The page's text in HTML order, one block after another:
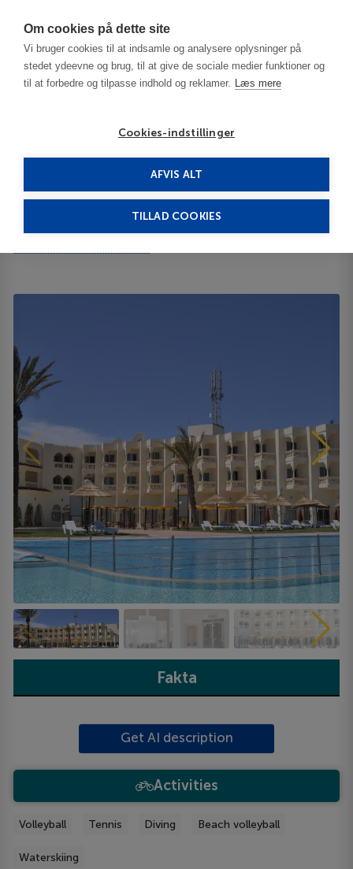
Om cookies på dette site
Vi bruger cookies til at indsamle og analysere oplysninger på
stedet ydeevne og brug, til at give de sociale medier funktioner og
til at forbedre og tilpasse indhold og reklamer. Læs mere
Cookies-indstillinger
AFVIS ALT
TILLAD COOKIES
Neptunia Beach 3***
Neptunia Beach
Fakta
Get AI description
Activities
Volleyball Tennis Diving Beach volleyball
Waterskiing